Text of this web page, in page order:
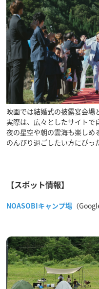
映画では結婚式の披露宴会場
実際は、広々としたサイトで
夜の星空や朝の雲海も楽しめ
のんびり過ごしたい方にぴっ
【スポット情報】
NOASOBIキャンプ場 （